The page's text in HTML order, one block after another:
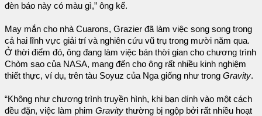
đèn báo này có màu gì,” ông kể.
May mắn cho nhà Cuarons, Grazier đã làm việc song song trong
cả hai lĩnh vực giải trí và nghiên cứu vũ trụ trong mười năm qua.
Ở thời điểm đó, ông đang làm việc bán thời gian cho chương trình
Chòm sao của NASA, mang đến cho ông rất nhiều kinh nghiệm
thiết thực, ví dụ, trên tàu Soyuz của Nga giống như trong Gravity.
“Không như chương trình truyền hình, khi bạn dính vào một cách
đều đặn, việc làm phim Gravity thường bị ngộp bởi rất nhiều hoạt